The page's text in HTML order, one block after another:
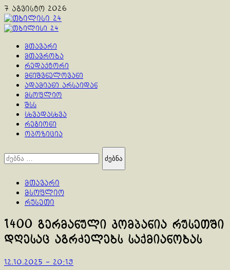
Skip
to
content
7 აგვისტო 2026
Primary
მთავარი
მთავრობა
რედაქტორი
მნიშვნელოვანი
ადამიანი არსაიდან
მსოფლიო
შსს
სხვადასხვა
რეგიონი
ოპოზიცია
ძებნა:
მთავარი
მსოფლიო
რუსეთი
1400 გერმანული კომპანია რუსეთში
დღესაც აგრძელებს საქმიანობას
12.10.2025 - 20:19